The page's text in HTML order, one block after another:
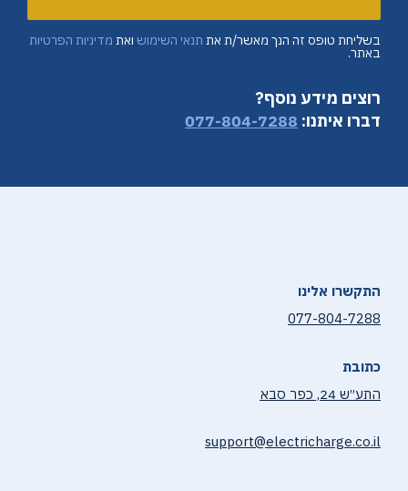
בשליחת טופס זה הנך מאשר/ת את תנאי השימוש ואת מדיניות הפרטיות
באתר.
רוצים מידע נוסף?
דברו איתנו: 077-804-7288
התקשרו אלינו
077-804-7288
כתובת
התע״ש 24, כפר סבא
support@electricharge.co.il